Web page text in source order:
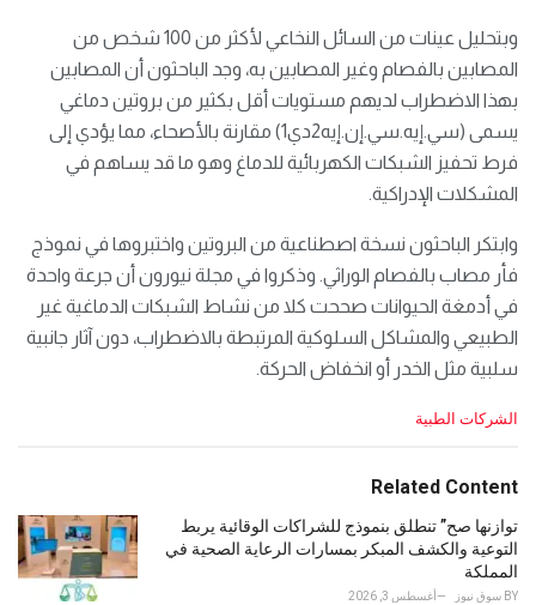
وبتحليل عينات من السائل النخاعي لأكثر من 100 شخص من
المصابين ​بالفصام وغير المصابين به، وجد الباحثون أن المصابين
بهذا ​الاضطراب لديهم مستويات أقل بكثير من بروتين دماغي
يسمى (سي.إيه.سي.إن.إيه2دي1) مقارنة بالأصحاء، ‌مما ⁠يؤدي إلى
فرط تحفيز الشبكات الكهربائية للدماغ وهو ما قد يساهم في
المشكلات الإدراكية.
وابتكر الباحثون نسخة اصطناعية من البروتين واختبروها في نموذج
فأر مصاب بالفصام الوراثي. ​وذكروا في مجلة ​نيورون أن ⁠جرعة واحدة
في أدمغة الحيوانات صححت كلا من نشاط الشبكات الدماغية غير
الطبيعي والمشاكل ​السلوكية المرتبطة بالاضطراب، دون آثار جانبية
سلبية ​مثل ⁠الخدر أو انخفاض الحركة.
C
e
o
r
i
e
الشركات الطبية
Related Content
توازنها صح” تنطلق بنموذج للشراكات الوقائية يربط
التوعية والكشف المبكر بمسارات الرعاية الصحية في
المملكة
BY سوق نيوز أغسطس 3, 2026